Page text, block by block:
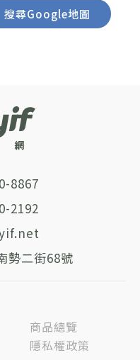
搜尋Google地圖
8867
2192
勢二街68號
商品總覽
隱私權政策